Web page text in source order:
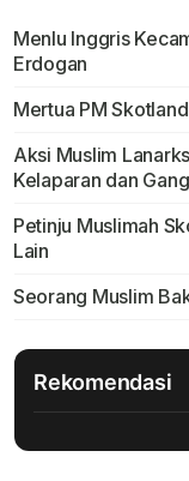
Menlu Inggris
Erdogan
Mertua PM
Aksi Muslim
Kelaparan dan
Petinju Muslimah
Lain
Seorang Muslim
Rekomendasi